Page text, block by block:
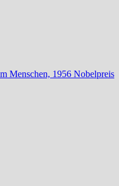
Menschen, 1956 Nobelpreis